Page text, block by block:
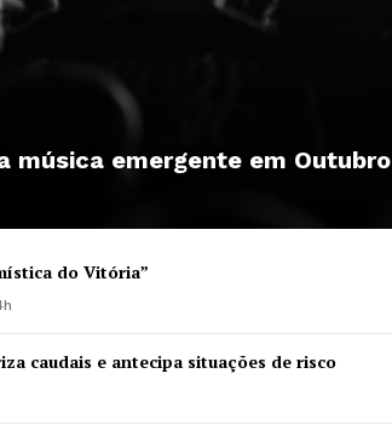
música emergente em Outubro
do Vitória”
caudais e antecipa situações de risco